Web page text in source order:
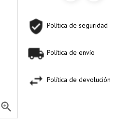

Política de seguridad
Política de envío
Política de devolución